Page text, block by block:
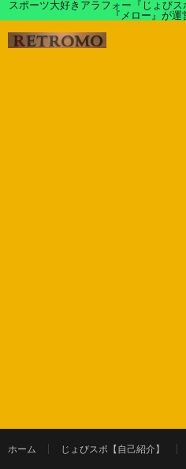
スポーツ大好きアラフォー『じょび
『メロー』が
ホーム じょびスポ【自己紹介】